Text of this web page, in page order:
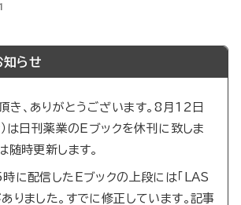
知らせ
、ありがとうございます。8月12日
）は日刊薬業のEブックを休刊に致しま
随時更新します。
配信したEブックの上段には「LAS
りました。すでに修正しています。記事